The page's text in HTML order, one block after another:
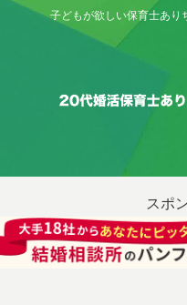
子どもが欲しい保育士あ
スポ